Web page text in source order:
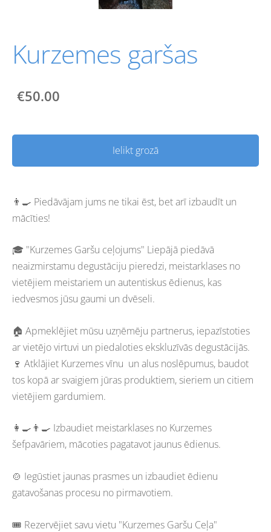
Kurzemes garšas
€50.00
Ielikt grozā
👨‍🍳 Piedāvājam jums ne tikai ēst, bet arī izbaudīt un
mācīties!
🎓 "Kurzemes Garšu ceļojums" Liepājā piedāvā
neaizmirstamu degustāciju pieredzi, meistarklases no
vietējiem meistariem un autentiskus ēdienus, kas
iedvesmos jūsu gaumi un dvēseli.
🏠 Apmeklējiet mūsu uzņēmēju partnerus, iepazīstoties
ar vietējo virtuvi un piedaloties ekskluzīvās degustācijās.
🍷 Atklājiet Kurzemes vīnu un alus noslēpumus, baudot
tos kopā ar svaigiem jūras produktiem, sieriem un citiem
vietējiem gardumiem.
👩‍🍳👨‍🍳 Izbaudiet meistarklases no Kurzemes
šefpavāriem, mācoties pagatavot jaunus ēdienus.
🍲 Iegūstiet jaunas prasmes un izbaudiet ēdienu
gatavošanas procesu no pirmavotiem.
🎟️ Rezervējiet savu vietu "Kurzemes Garšu Ceļa"